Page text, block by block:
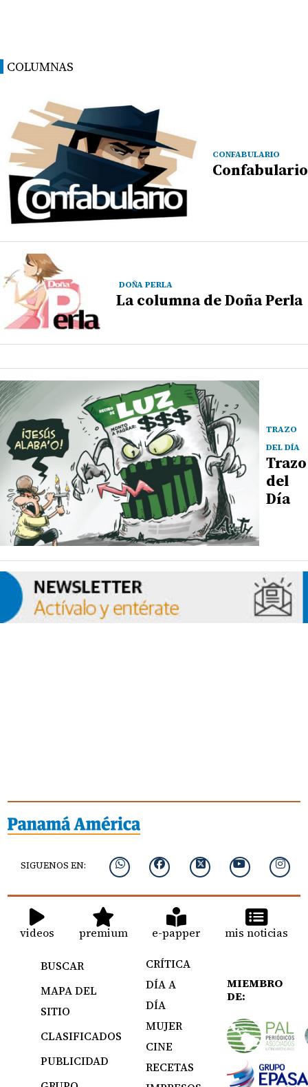
COLUMNAS
CONFABULARIO
Confabulario
DOÑA PERLA
La columna de Doña Perla
TRAZO
DEL DÍA
Trazo
del
Día
SIGUENOS EN:
videos premium e-papper mis noticias
BUSCAR
MAPA DEL
SITIO
CLASIFICADOS
PUBLICIDAD
CRÍTICA
DÍA A
DÍA
MUJER
CINE
RECETAS
MIEMBRO
DE: